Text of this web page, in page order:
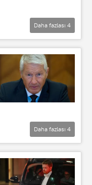
Daha fazlası 4
Daha fazlası 4